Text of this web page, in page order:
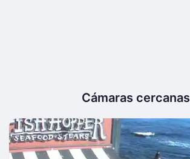
Cámaras cercanas